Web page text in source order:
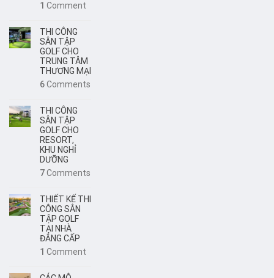
1 Comment
THI CÔNG
SÂN TẬP
GOLF CHO
TRUNG TÂM
THƯƠNG MẠI
6Comments
THI CÔNG
SÂN TẬP
GOLF CHO
RESORT,
KHU NGHỈ
DƯỠNG
7Comments
THIẾT KẾ THI
CÔNG SÂN
TẬP GOLF
TẠI NHÀ
ĐẲNG CẤP
1 Comment